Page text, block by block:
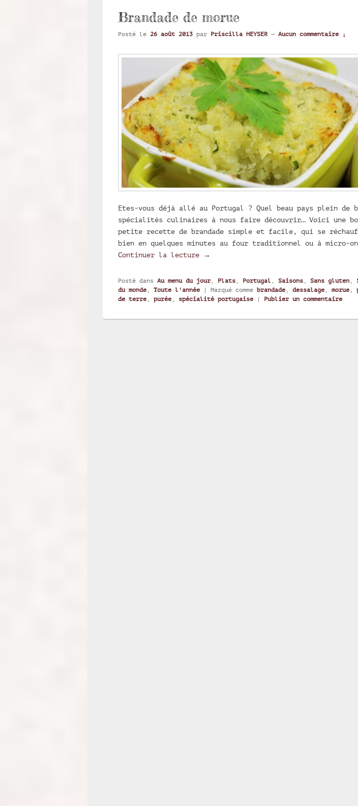
Brandade de morue
Posté le 26 août 2013 par Priscilla HEYSER — Aucun commentaire ↓
Etes-vous déjà allé au Portugal ? Quel beau pays plein de
spécialités culinaires à nous faire découvrir… Voici une
petite recette de brandade simple et facile, qui se
bien en quelques minutes au four traditionnel ou à micro-
Continuer la lecture
Brandade de morue
→
Posté dans Au menu du jour, Plats Portugal Saisons Sans gluten
du monde
Toute l'année | Marqué comme brandade dessalage morue
de terre
purée spécialité portugaise | Publier un commentaire